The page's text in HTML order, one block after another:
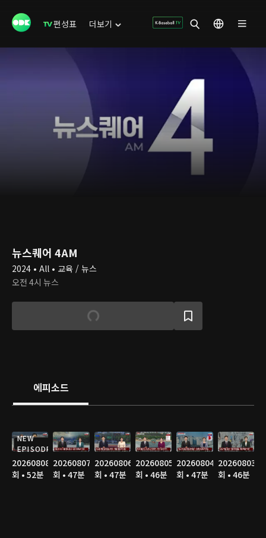
편성표 더보기
뉴스퀘어 4AM
2024 • All • 교육 / 뉴스
오전 4시 뉴스
에피소드
NEW
EPISODE
20260808
회 • 52분
20260807
회 • 47분
20260806
회 • 47분
20260805
회 • 46분
20260804
회 • 47분
20260803
회 • 46분